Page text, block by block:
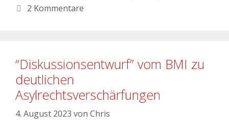
2 Kommentare
“Diskussionsentwurf” vom BMI zu
deutlichen
Asylrechtsverschärfungen
4. August 2023 von Chris